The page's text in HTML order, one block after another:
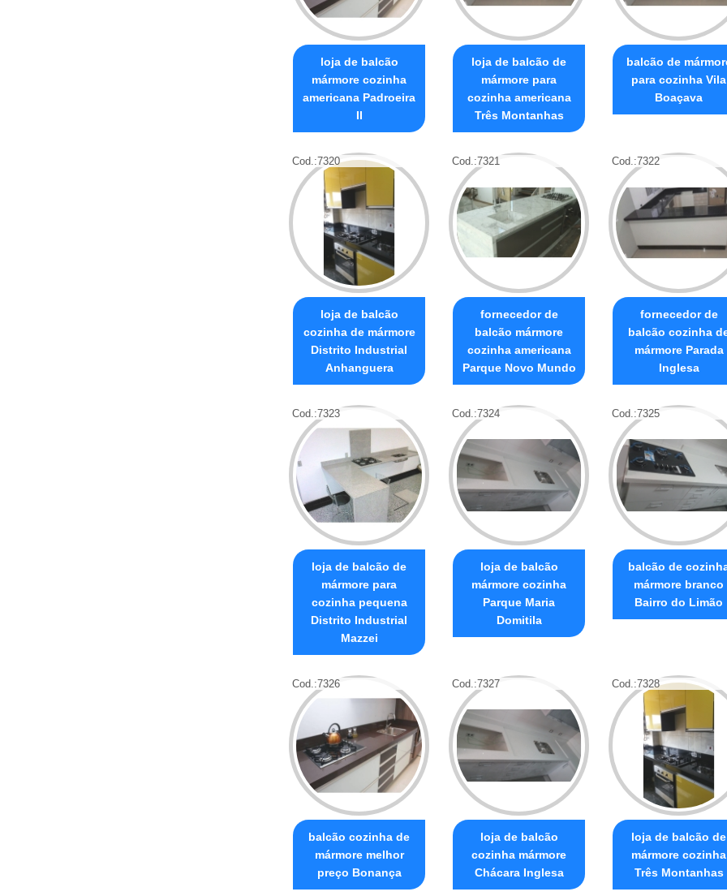
loja de balcão
mármore cozinha
americana Padroeira
II
loja de balcão de
mármore para
cozinha americana
Três Montanhas
balcão de
para cozinha Vila
Boaçava
Cod.:7320
loja de balcão
cozinha de mármore
Distrito Industrial
Anhanguera
Cod.:7321
fornecedor de
balcão mármore
cozinha americana
Parque Novo Mundo
Cod.:7322
fornecedor de
balcão cozinha
mármore Parada
Inglesa
Cod.:7323
loja de balcão de
mármore para
cozinha pequena
Distrito Industrial
Mazzei
Cod.:7324
loja de balcão
mármore cozinha
Parque Maria
Domitila
Cod.:7325
balcão de
mármore branco
Bairro do Limão
Cod.:7326
balcão cozinha de
mármore melhor
preço Bonança
Cod.:7327
loja de balcão
cozinha mármore
Chácara Inglesa
Cod.:7328
loja de balcão de
mármore cozinha
Três Montanhas